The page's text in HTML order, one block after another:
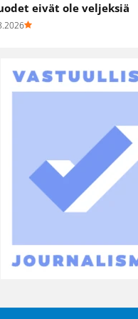
eivät ole veljeksiä